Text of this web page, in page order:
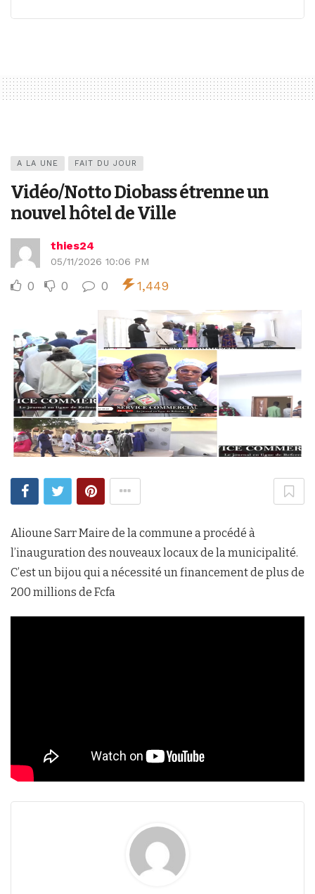
A LA UNE FAIT DU JOUR
Vidéo/Notto Diobass étrenne un
nouvel hôtel de Ville
thies24
05/11/2026 10:06 PM
0 0 0 1,449
Alioune Sarr Maire de la commune a procédé à
l’inauguration des nouveaux locaux de la municipalité.
C’est un bijou qui a nécessité un financement de plus de
200 millions de Fcfa